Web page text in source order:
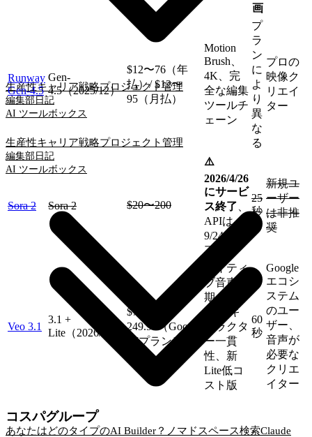
生産性キャリア戦略プロジェクト管理
編集部日記
AI ツールボックス
あなたはどのタイプのAI Builder？ ノマドスペース検索Claude
生産性キャリア戦略プロジェクト管理
編集部日記
AI ツールボックス
画
Runway
Gen-4.5
Gen-
4.5（2025/12）
$12〜76（年
払）/ $12〜
95（月払）
Motion
Brush、
4K、完
全な編集
ツールチ
ェーン
プ
ラ
ン
に
よ
り
異
な
る
プロの
映像ク
リエイ
ター
Sora 2 Sora 2 $20〜200
⚠️
2026/4/26
にサービ
ス終了
APIは
9/24に終
了
25
秒
新規ユ
ーザー
は非推
奨
Veo 3.1
3.1 +
Lite（2026/01）
$7.99〜
249.99（Google
AIプラン）
ネイティ
ブ音声同
期、
4K、キ
ャラクタ
ー一貫
性、新
Lite低コ
スト版
60
秒
Google
エコシ
ステム
のユー
ザー、
音声が
必要な
クリエ
イター
コスパグループ